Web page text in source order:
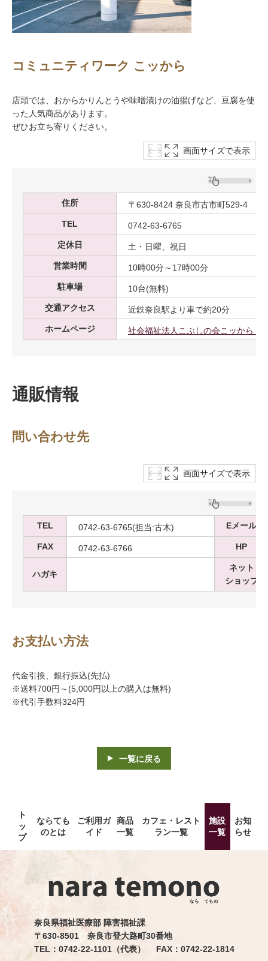
コミュニティワーク こッから
店頭では、おからかりんとうや味噌漬けの油揚げなど、豆腐を使
った人気商品があります。
ぜひお立ち寄りください。
画面サイズで表示
住所
〒630-8424 奈良市古市町529-4
TEL
0742-63-6765
定休日
土・日曜、祝日
営業時間
10時00分～17時00分
駐車場
10台(無料)
交通アクセス
近鉄奈良駅より車で約20分
ホームページ
社会福祉法人こぶしの会こッから
通販情報
問い合わせ先
画面サイズで表示
TEL 0742-63-6765(担当:古木) Eメール
FAX 0742-63-6766 HP
ハガキ
ネット
ショップ
お支払い方法
代金引換、銀行振込(先払)
※送料700円～(5,000円以上の購入は無料)
※代引手数料324円
一覧に戻る
ト
ッ
プ
ならても
のとは
ご利用ガ
イド
商品
一覧
カフェ・レスト
ラン一覧
施設
一覧
お知
らせ
奈良県福祉医療部 障害福祉課
〒630-8501 奈良市登大路町30番地
TEL：0742-22-1101（代表） FAX：0742-22-1814